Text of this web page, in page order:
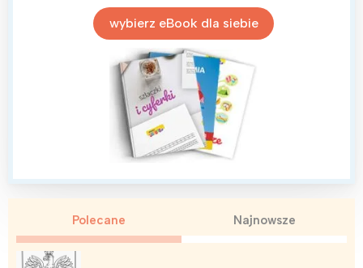
wybierz eBook dla siebie
Polecane Najnowsze
Warszawa
Śląsk